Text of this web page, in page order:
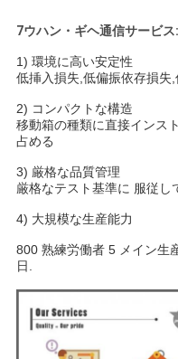
7ウハン・ギヘ通信サービス:
1) 環境に高い安定性
低挿入損失,低偏振依存損失
2) コンパクトな構造
移動箱の種類に直接インス
占める
3) 厳格な品質管理
厳格なテスト基準に 服従し
4) 大規模な生産能力
800 熟練労働者 5 メイン生
日.